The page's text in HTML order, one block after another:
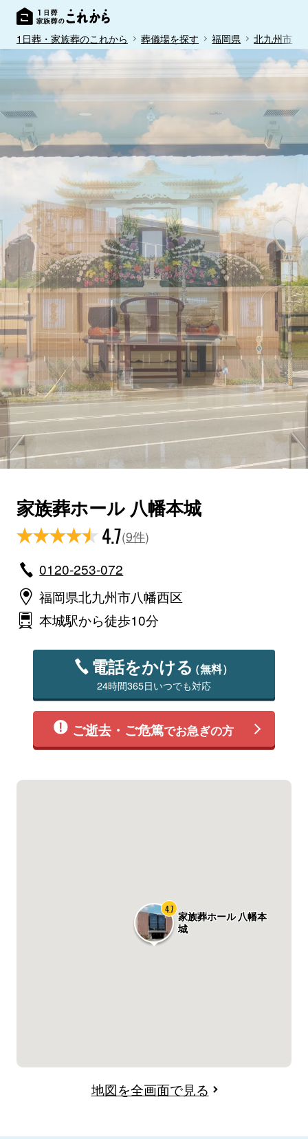
1日葬・家族葬のこれから 葬儀場を探す 福岡県 北九州市
家族葬ホール 八幡本城
4.7(9件)
0120-253-072
福岡県北九州市八幡西区
本城駅から徒歩10分
電話をかける（無料）
24時間365日いつでも対応
ご逝去・ご危篤でお急ぎの方
家族葬ホール 八幡本
城
4.7
地図を全画面で見る